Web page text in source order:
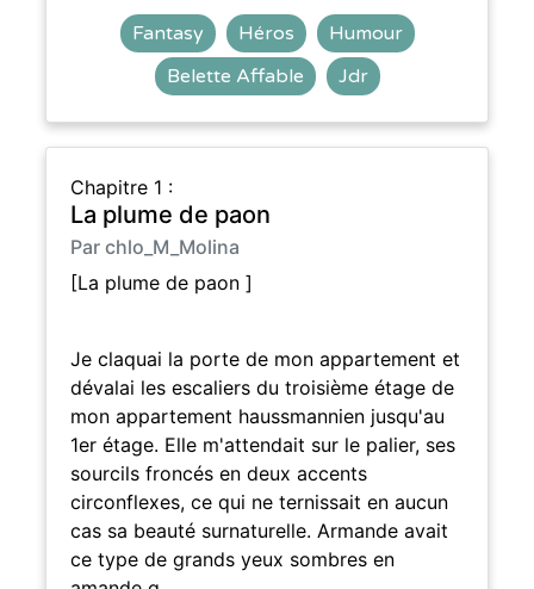
Fantasy Héros
Humour
Belette Affable
Jdr
Chapitre 1 :
La plume de paon
Par chlo_M_Molina
[La plume de paon ]
Je claquai la porte de mon appartement et
dévalai les escaliers du troisième étage de
mon appartement haussmannien jusqu'au
1er étage. Elle m'attendait sur le palier, ses
sourcils froncés en deux accents
circonflexes, ce qui ne ternissait en aucun
cas sa beauté surnaturelle. Armande avait
ce type de grands yeux sombres en